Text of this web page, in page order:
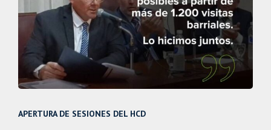
APERTURA DE SESIONES DEL HCD